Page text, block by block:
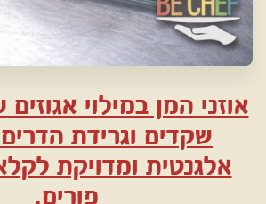
אוזני המן במילוי
שקדים וגרידת
אלגנטית ומדויקת
פורים.